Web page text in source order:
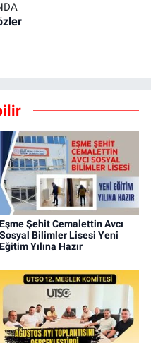
Eşme Şehit Cemalettin Avcı
Sosyal Bilimler Lisesi Yeni
Eğitim Yılına Hazır